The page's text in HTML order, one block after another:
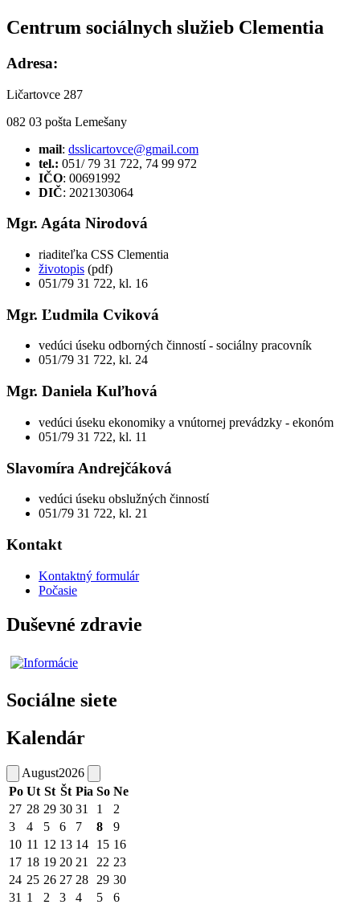
Centrum sociálnych služieb Clementia
Adresa:
Ličartovce 287
082 03 pošta Lemešany
mail: dsslicartovce@gmail.com
tel.: 051/ 79 31 722, 74 99 972
IČO: 00691992
DIČ: 2021303064
Mgr. Agáta Nirodová
riaditeľka CSS Clementia
životopis (pdf)
051/79 31 722, kl. 16
Mgr. Ľudmila Cviková
vedúci úseku odborných činností - sociálny pracovník
051/79 31 722, kl. 24
Mgr. Daniela Kuľhová
vedúci úseku ekonomiky a vnútornej prevádzky - ekonóm
051/79 31 722, kl. 11
Slavomíra Andrejčáková
vedúci úseku obslužných činností
051/79 31 722, kl. 21
Kontakt
Kontaktný formulár
Počasie
Duševné zdravie
Sociálne siete
Kalendár
August2026
Po Ut St Št Pia So Ne
27 28 29 30 31 1
2
3
4 5 6 7 8
9
10 11 12 13 14 15 16
17 18 19 20 21 22 23
24 25 26 27 28 29 30
31 1 2 3 4 5 6